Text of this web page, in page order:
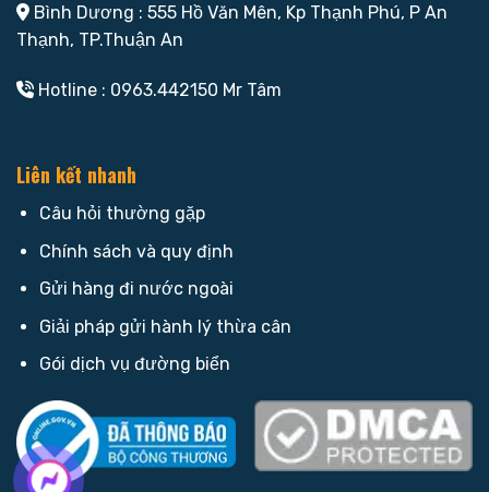
Bình Dương : 555 Hồ Văn Mên, Kp Thạnh Phú, P An
Thạnh, TP.Thuận An
Hotline : 0963.442150 Mr Tâm
Liên kết nhanh
Câu hỏi thường gặp
Chính sách và quy định
Gửi hàng đi nước ngoài
Giải pháp gửi hành lý thừa cân
Gói dịch vụ đường biển